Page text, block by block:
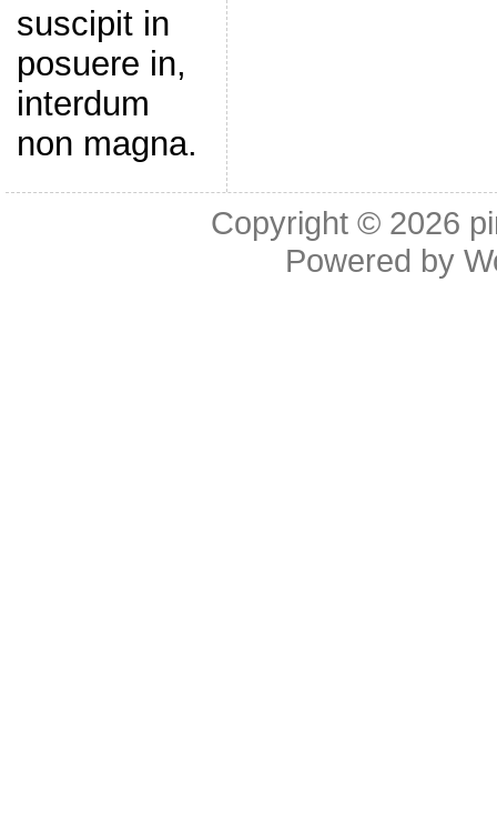
suscipit in
posuere in,
interdum
non magna.
Copyright © 2026
Powered by